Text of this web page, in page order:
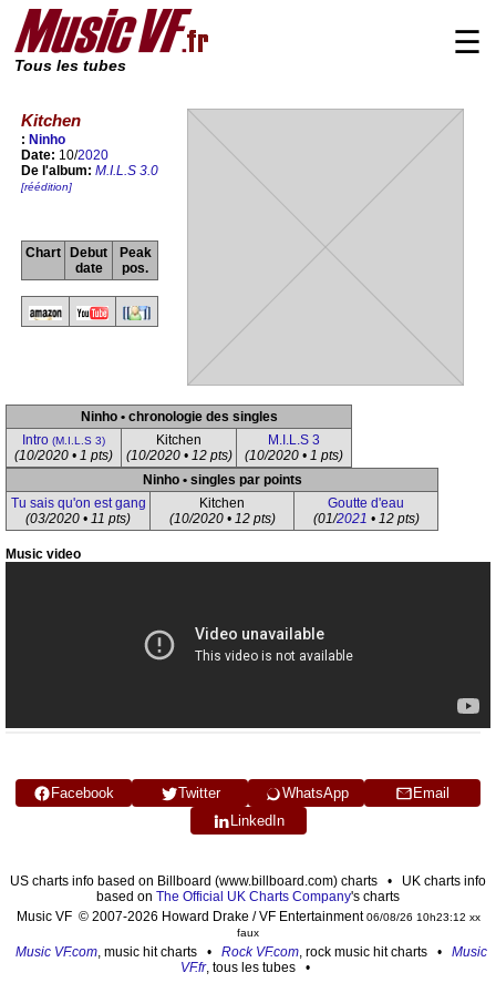
Tous les tubes
☰
Kitchen
: Ninho
Date: 10/2020
De l'album: M.I.L.S 3.0
[réédition]
Chart
Debut
date
Peak
pos.
Ninho • chronologie des singles
Intro (M.I.L.S 3)
(10/2020 • 1 pts)
Kitchen
(10/2020 • 12 pts)
M.I.L.S 3
(10/2020 • 1 pts)
Ninho • singles par points
Tu sais qu'on est gang
(03/2020 • 11 pts)
Kitchen
(10/2020 • 12 pts)
Goutte d'eau
(01/2021 • 12 pts)
Music video
Facebook Twitter WhatsApp
Email
LinkedIn
US charts info based on Billboard (www.billboard.com) charts • UK charts info
based on The Official UK Charts Company's charts
Music VF © 2007-2026 Howard Drake / VF Entertainment06/08/26 10h23:12 xx
faux
Music VF.com, music hit charts • Rock VF.com, rock music hit charts • Music
VF.fr, tous les tubes •